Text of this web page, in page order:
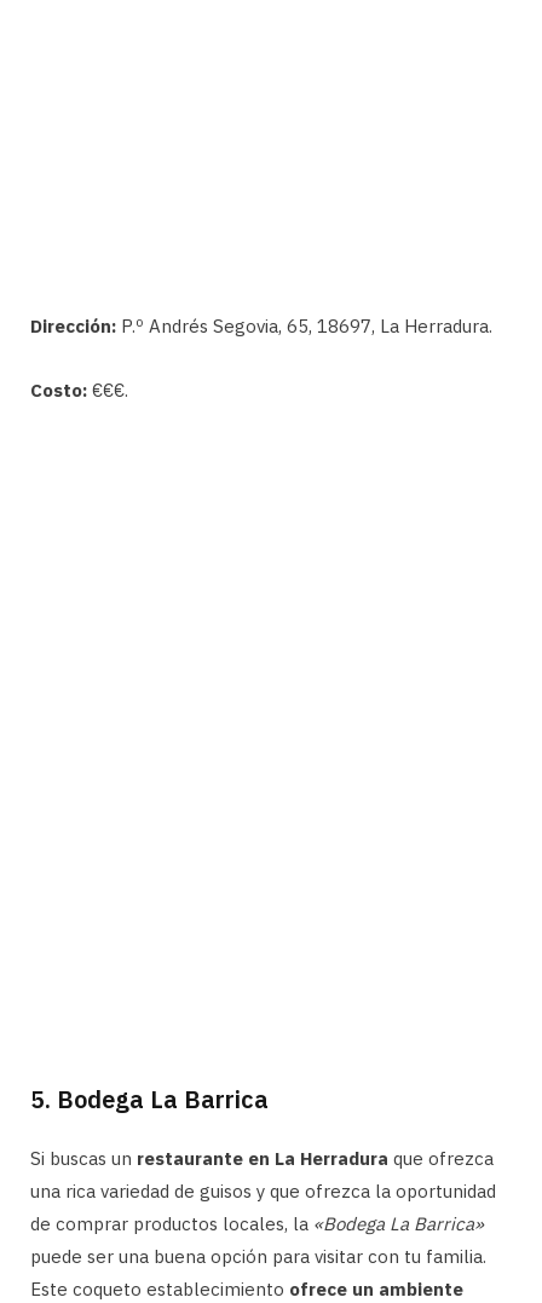
Dirección: P.º Andrés Segovia, 65, 18697, La Herradura.
Costo: €€€.
5. Bodega La Barrica
Si buscas un restaurante en La Herradura que ofrezca
una rica variedad de guisos y que ofrezca la oportunidad
de comprar productos locales, la «Bodega La Barrica»
puede ser una buena opción para visitar con tu familia.
Este coqueto establecimiento ofrece un ambiente